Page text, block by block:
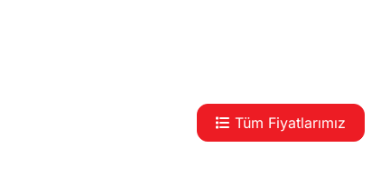
Tüm Fiyatlarımız